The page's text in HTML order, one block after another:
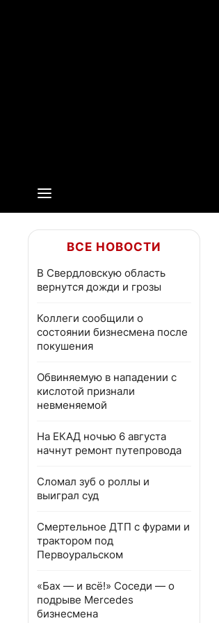
ВСЕ НОВОСТИ
В Свердловскую область
вернутся дожди и грозы
Коллеги сообщили о
состоянии бизнесмена после
покушения
Обвиняемую в нападении с
кислотой признали
невменяемой
На ЕКАД ночью 6 августа
начнут ремонт путепровода
Сломал зуб о роллы и
выиграл суд
Смертельное ДТП с фурами и
трактором под
Первоуральском
«Бах — и всё!» Соседи — о
подрыве Mercedes
бизнесмена